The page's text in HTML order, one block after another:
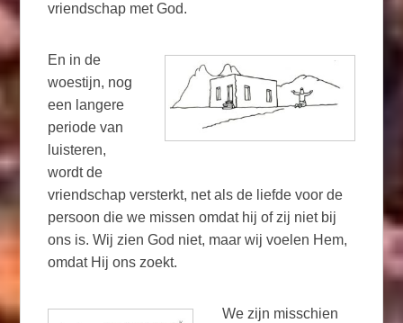
vriendschap met God.
En in de
woestijn, nog
een langere
periode van
luisteren,
wordt de
vriendschap versterkt, net als de liefde voor de
persoon die we missen omdat hij of zij niet bij
ons is. Wij zien God niet, maar wij voelen Hem,
omdat Hij ons zoekt.
We zijn misschien